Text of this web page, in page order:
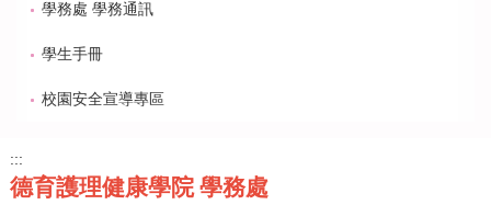
學務處 學務通訊
學生手冊
校園安全宣導專區
:::
德育護理健康學院 學務處